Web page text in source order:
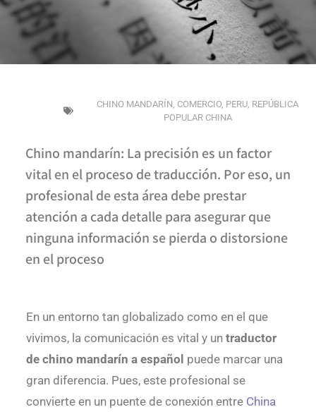
CHINO MANDARÍN COMERCIO PERU REPÚBLICA
POPULAR CHINA
Chino mandarín: La precisión es un factor
vital en el proceso de traducción. Por eso, un
profesional de esta área debe prestar
atención a cada detalle para asegurar que
ninguna información se pierda o distorsione
en el proceso
En un entorno tan globalizado como en el que
vivimos, la comunicación es vital y un traductor
de chino mandarín a español puede marcar una
gran diferencia. Pues, este profesional se
convierte en un puente de conexión entre China